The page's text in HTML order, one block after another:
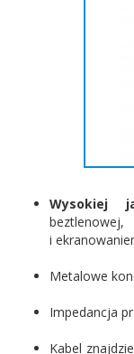
Wysokiej
i
Metalowe
Impedancja
Kabel